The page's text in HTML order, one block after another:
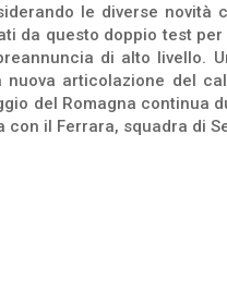
le diverse novità
da questo doppio test
di alto livello.
articolazione del
del Romagna continua
il Ferrara, squadra di